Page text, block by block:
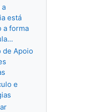
a
está
a forma
de Apoio
e